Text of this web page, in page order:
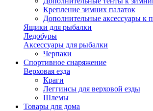
Крепление зимних палаток
Дополнительные аксессуары к
Ящики для рыбалки
Ледобуры
Аксессуары для рыбалки
Черпаки
Спортивное снаряжение
Верховая езда
Краги
Леггинсы для верховой езды
Шлемы
Товары для дома